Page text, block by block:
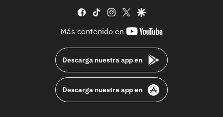
facebook
tiktok instagram
twittergoogle
Más contenido en
youtube-
Descarga nuestra app en
Descarga nuestra app en